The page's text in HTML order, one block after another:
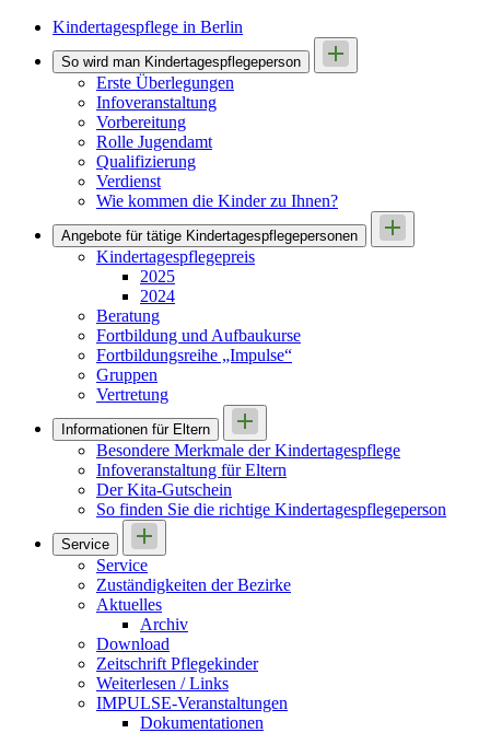
Kindertagespflege in Berlin
So wird man Kindertages­pflegeperson
Erste Überlegungen
Infoveranstaltung
Vorbereitung
Rolle Jugendamt
Qualifizierung
Verdienst
Wie kommen die Kinder zu Ihnen?
Angebote für tätige Kindertages­pflegepersonen
Kindertagespflegepreis
2025
2024
Beratung
Fortbildung und Aufbaukurse
Fortbildungsreihe „Impulse“
Gruppen
Vertretung
Informationen für Eltern
Besondere Merkmale der Kindertagespflege
Infoveranstaltung für Eltern
Der Kita-Gutschein
So finden Sie die richtige Kindertagespflegeperson
Service
Service
Zuständigkeiten der Bezirke
Aktuelles
Archiv
Download
Zeitschrift Pflegekinder
Weiterlesen / Links
IMPULSE-Veranstaltungen
Dokumentationen